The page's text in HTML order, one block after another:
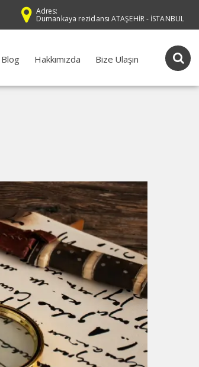
Adres:
Dumankaya rezidansı ATAŞEHİR - İSTANBUL
Blog Hakkımızda Bize Ulaşın